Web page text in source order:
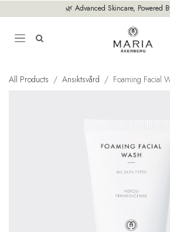
🌿 Advanced Skincare, Powered
All Products Ansiktsvård Foaming Facial